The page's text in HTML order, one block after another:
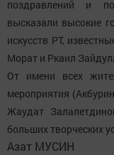
поздравлений и
высказали высокие
искусств РТ,
Морат и Ркаил
От имени всех
мероприятия
Жаудат
больших творческих
Азат МУСИН